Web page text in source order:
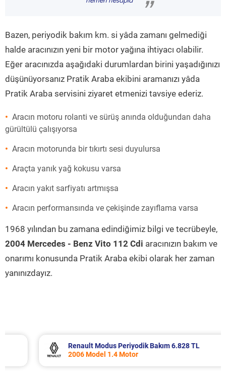
”
Bazen, periyodik bakım km. si yâda zamanı gelmediği
halde aracınızın yeni bir motor yağına ihtiyacı olabilir.
Eğer aracınızda aşağıdaki durumlardan birini yaşadığınızı
düşünüyorsanız Pratik Araba ekibini aramanızı yâda
Pratik Araba servisini ziyaret etmenizi tavsiye ederiz.
Aracın motoru rolanti ve sürüş anında olduğundan daha
gürültülü çalışıyorsa
Aracın motorunda bir tıkırtı sesi duyulursa
Araçta yanık yağ kokusu varsa
Aracın yakıt sarfiyatı artmışsa
Aracın performansında ve çekişinde zayıflama varsa
1968 yılından bu zamana edindiğimiz bilgi ve tecrübeyle,
2004 Mercedes - Benz Vito 112 Cdi aracınızın bakım ve
onarımı konusunda Pratik Araba ekibi olarak her zaman
yanınızdayız.
Renault Modus Periyodik Bakım 6.828 TL
2006 Model 1.4 Motor